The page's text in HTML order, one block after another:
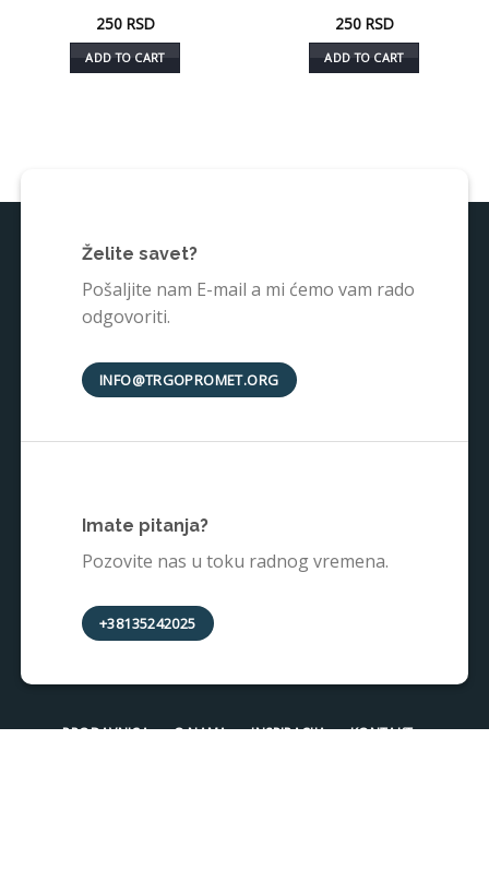
250 RSD
ADD TO CART
250 RSD
ADD TO CART
Želite savet?
Pošaljite nam E-mail a mi ćemo vam rado
odgovoriti.
INFO@TRGOPROMET.ORG
Imate pitanja?
Pozovite nas u toku radnog vremena.
+38135242025
PRODAVNICA O NAMA INSPIRACIJA KONTAKT